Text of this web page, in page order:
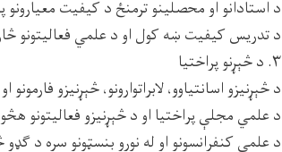
د استادانو او محصلینو ترمنځ د کیفیت معیارونو
د تدریس کیفیت ښه کول او د علمي فعالیتونو
۳. د څېړنو پراختیا
د څېړنیزو اسانتیاوو، لابراتوارونو، څېړنیزو
د علمي مجلې پراختیا او د څېړنیزو فعالیتونو
د علمي کنفرانسونو او له نورو بنسټونو سره د ګډو